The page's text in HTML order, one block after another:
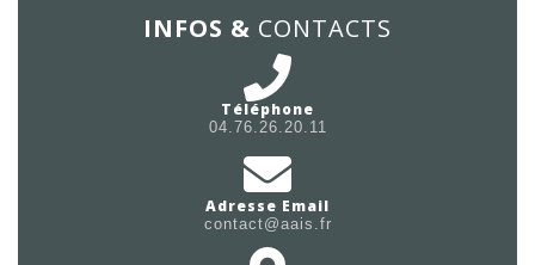
INFOS & CONTACTS
Téléphone
04.76.26.20.11
Adresse Email
contact@aais.fr